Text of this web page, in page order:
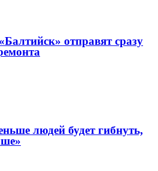
отправят сразу
людей будет гибнуть,